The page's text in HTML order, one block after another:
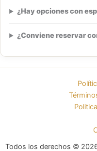
¿Hay opciones con
¿Conviene reservar
Todos los derechos ©